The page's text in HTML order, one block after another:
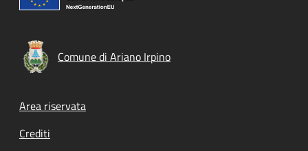
Comune di Ariano Irpino
Footer menu
Area riservata
Crediti